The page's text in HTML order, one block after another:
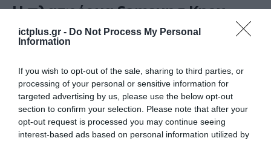
ictplus.gr - Do Not Process My Personal
Information
If you wish to opt-out of the sale, sharing to third parties, or
processing of your personal or sensitive information for
targeted advertising by us, please use the below opt-out
section to confirm your selection. Please note that after your
opt-out request is processed you may continue seeing
interest-based ads based on personal information utilized by
Η πλατφόρμα Samsung Knox
προστατεύει πλέον και τα
monitors, με τη διεθνώς